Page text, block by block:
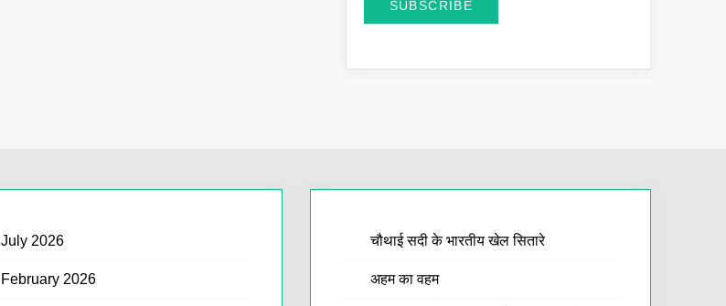
July 2026
February 2026
चौथाई सदी के भारतीय खेल सितारे
अहम का वहम